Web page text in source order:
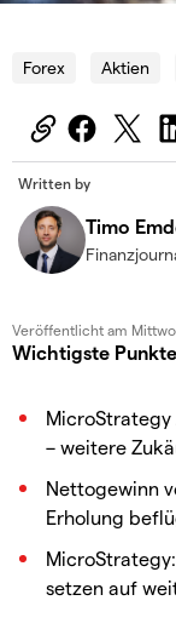
Forex Aktien
Written by
Timo
Veröffentlicht am
Wichtigste
– weitere
Nettogewinn
Erholung
setzen auf